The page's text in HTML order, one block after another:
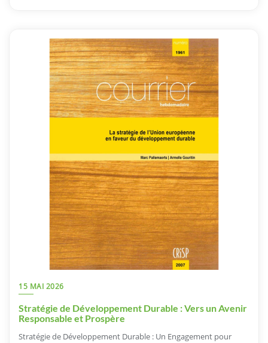
15 MAI 2026
Stratégie de Développement Durable : Vers un Avenir
Responsable et Prospère
Stratégie de Développement Durable : Un Engagement pour